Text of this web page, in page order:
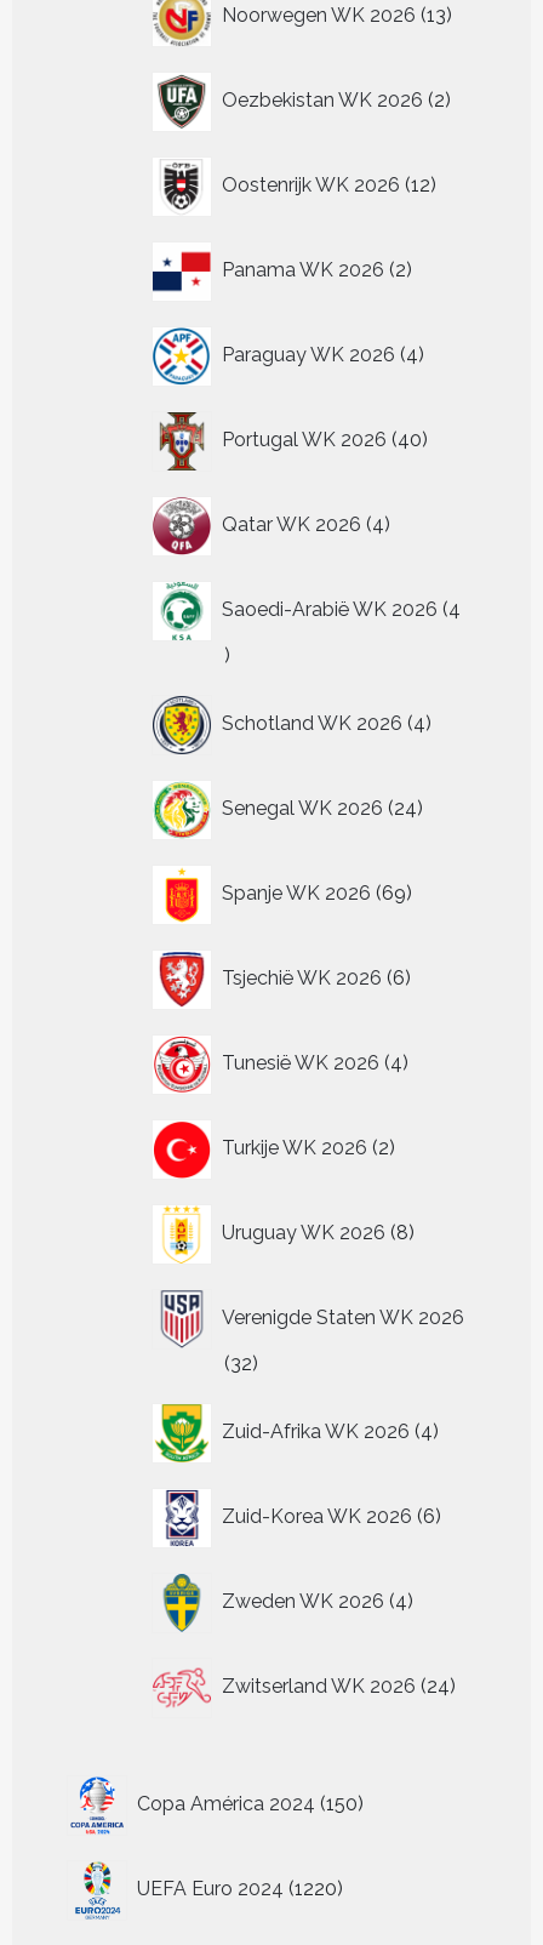
Noorwegen WK 2026 13
producten
Oezbekistan WK 2026 2
producten
Oostenrijk WK 2026 12
producten
Panama WK 2026 2
producten
Paraguay WK 2026 4
producten
Portugal WK 2026 40
producten
Qatar WK 2026 4
producten
Saoedi-Arabië WK 2026 4
4
Schotland WK 2026 4
producten
Senegal WK 2026 24
producten
Spanje WK 2026 69
producten
Tsjechië WK 2026 6
producten
Tunesië WK 2026 4
producten
Turkije WK 2026 2
producten
Uruguay WK 2026 8
producten
Verenigde Staten WK 2026
3232
Zuid-Afrika WK 2026 4
producten
Zuid-Korea WK 2026 6
producten
Zweden WK 2026 4
producten
Zwitserland WK 2026 24
producten
Copa América 2024 150
producten
UEFA Euro 2024 1220
producten